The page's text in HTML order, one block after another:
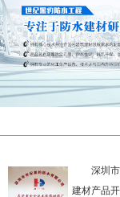
深圳市
建材产品